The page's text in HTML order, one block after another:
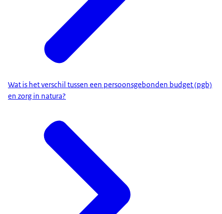
Wat is het verschil tussen een persoonsgebonden budget (pgb)
en zorg in natura?